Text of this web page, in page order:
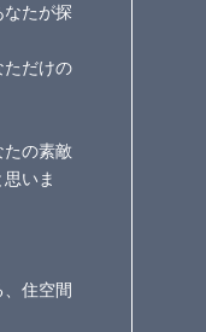
たが探
ただけの
の素敵
いま
住空間